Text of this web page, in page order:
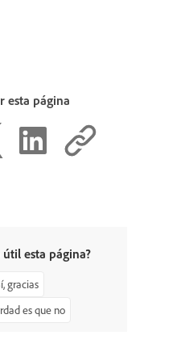
esta página
esta página?
gracias
es que no